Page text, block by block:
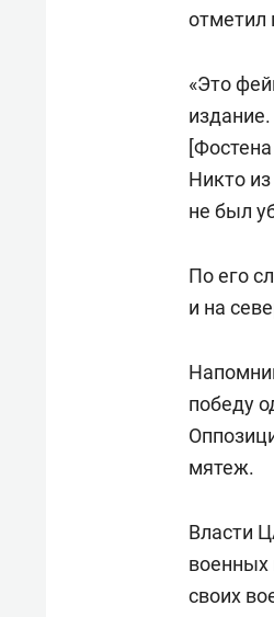
отметил
«Это
Никто
не был
По его
и на
победу
мятеж.
Власти
военных
своих
строят тишину в
ЖК «Заря»